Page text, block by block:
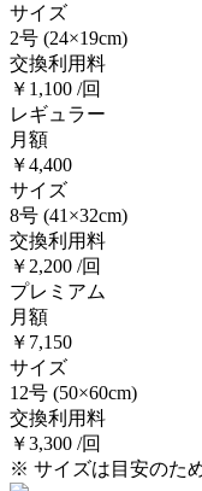
サイズ
2号 (24×19cm)
交換利用料
￥1,100 /回
レギュラー
月額
￥4,400
サイズ
8号 (41×32cm)
交換利用料
￥2,200 /回
プレミアム
月額
￥7,150
サイズ
12号 (50×60cm)
交換利用料
￥3,300 /回
※ サイズは目安のた